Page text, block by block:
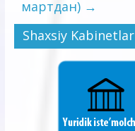
мартдан) →
Shaxsiy Kabinetlar